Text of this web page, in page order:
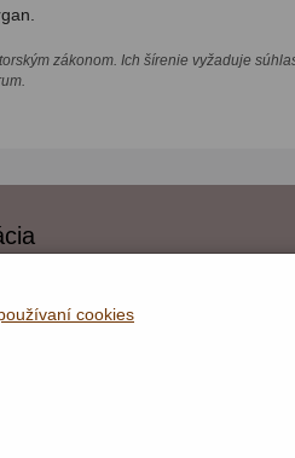
zákonom. Ich šírenie vyžaduje
cookies